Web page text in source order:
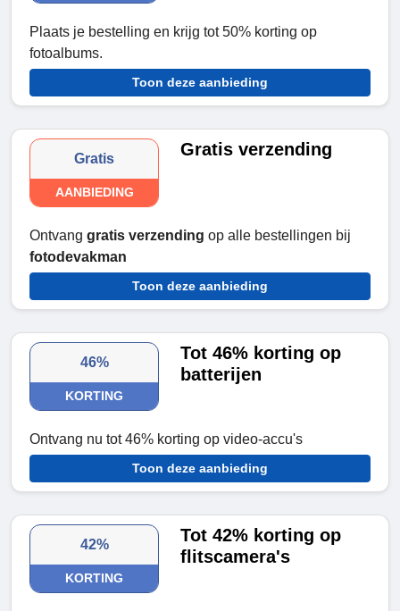
Plaats je bestelling en krijg tot 50% korting op
fotoalbums.
Toon deze aanbieding
Gratis
AANBIEDING
Gratis verzending
Ontvang gratis verzending op alle bestellingen bij
fotodevakman
Toon deze aanbieding
46%
KORTING
Tot 46% korting op
batterijen
Ontvang nu tot 46% korting op video-accu's
Toon deze aanbieding
42%
KORTING
Tot 42% korting op
flitscamera's